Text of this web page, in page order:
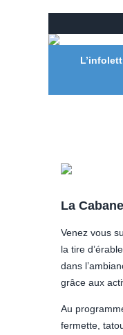
La
Venez vous
la tire
dans
grâce aux
Au
fermette,